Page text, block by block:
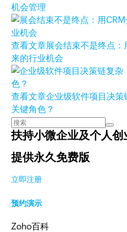
机会管理
查看文章展会结束不是终点
来的行业机会
查看文章企业级软件项目决
关键角色？
扶持小微企业及个人创
提供永久免费版
立即注册
预约演示
Zoho百科